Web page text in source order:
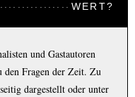
WERT?
und Gastautoren
Fragen der Zeit. Zu
dargestellt oder unter